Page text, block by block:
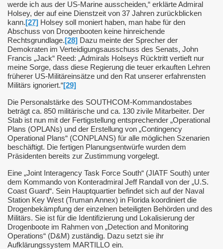
werde ich aus der US-Marine ausscheiden,“ erklärte Admiral
Holsey, der auf eine Dienstzeit von 37 Jahren zurückblicken
kann.[27] Holsey soll moniert haben, man habe für den
Abschuss von Drogenbooten keine hinreichende
Rechtsgrundlage.[28] Dazu meinte der Sprecher der
Demokraten im Verteidigungsausschuss des Senats, John
Francis „Jack“ Reed: „Admirals Holseys Rücktritt vertieft nur
meine Sorge, dass diese Regierung die teuer erkauften Lehren
früherer US-Militäreinsätze und den Rat unserer erfahrensten
Militärs ignoriert.“[29]
Die Personalstärke des SOUTHCOM-Kommandostabes
beträgt ca. 850 militärische und ca. 130 zivile Mitarbeiter. Der
Stab ist nun mit der Fertigstellung entsprechender „Operational
Plans (OPLANs) und der Erstellung von „Contingency
Operational Plans“ (CONPLANS) für alle möglichen Szenarien
beschäftigt. Die fertigen Planungsentwürfe wurden dem
Präsidenten bereits zur Zustimmung vorgelegt.
Eine „Joint Interagency Task Force South“ (JIATF South) unter
dem Kommando von Konteradmiral Jeff Randall von der „U.S.
Coast Guard“. Sein Hauptquartier befindet sich auf der Naval
Station Key West (Truman Annex) in Florida koordiniert die
Drogenbekämpfung der einzelnen beteiligten Behörden und des
Militärs. Sie ist für die Identifizierung und Lokalisierung der
Drogenboote im Rahmen von „Detection and Monitoring
Operations“ (D&M) zuständig. Dazu setzt sie ihr
Aufklärungssystem MARTILLO ein.
hybride Vorfälle und Truppenaufmarsch